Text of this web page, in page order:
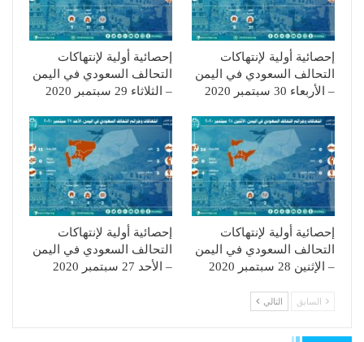
إحصائية أولية لإنتهاكات
التحالف السعودي في اليمن
– الأربعاء 30 سبتمبر 2020
إحصائية أولية لإنتهاكات
التحالف السعودي في اليمن
– الثلاثاء 29 سبتمبر 2020
إحصائية أولية لإنتهاكات
التحالف السعودي في اليمن
– الإثنين 28 سبتمبر 2020
إحصائية أولية لإنتهاكات
التحالف السعودي في اليمن
– الأحد 27 سبتمبر 2020
السابق التالي